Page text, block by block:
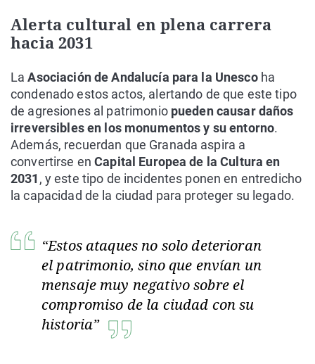
Alerta cultural en plena carrera
hacia 2031
LaAsociación de Andalucía para la Unescoha
condenado estos actos, alertando de que este tipo
de agresiones al patrimonio pueden causar daños
irreversibles en los monumentos y su entorno.
Además, recuerdan que Granada aspira a
convertirse enCapital Europea de la Cultura en
2031 , y este tipo de incidentes ponen en entredicho
la capacidad de la ciudad para proteger su legado.
“Estos ataques no solo deterioran
el patrimonio, sino que envían un
mensaje muy negativo sobre el
compromiso de la ciudad con su
historia”